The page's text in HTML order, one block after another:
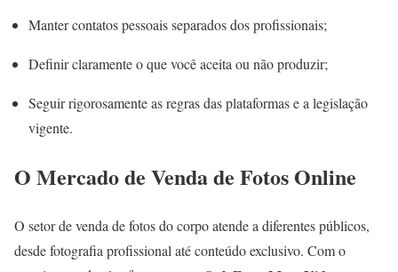
Manter contatos pessoais separados dos profissionais;
Definir claramente o que você aceita ou não produzir;
Seguir rigorosamente as regras das plataformas e a legislação
vigente.
O Mercado de Venda de Fotos Online
O setor de venda de fotos do corpo atende a diferentes públicos,
desde fotografia profissional até conteúdo exclusivo. Com o